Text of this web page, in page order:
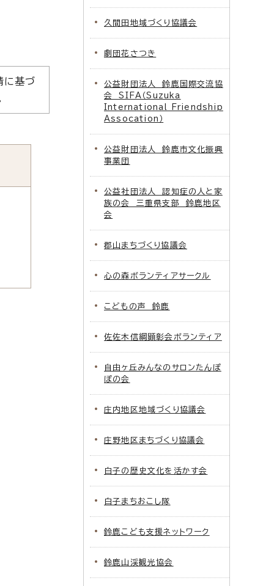
に基づ
久間田地域づくり協議会
劇団花さつき
公益財団法人 鈴鹿国際交流協
会 SIFA（Suzuka
International Friendship
Assocation）
公益財団法人 鈴鹿市文化振興
事業団
公益社団法人 認知症の人と家
族の会 三重県支部 鈴鹿地区
会
郡山まちづくり協議会
心の森ボランティアサークル
こどもの声 鈴鹿
佐佐木信綱顕彰会ボランティア
自由ヶ丘みんなのサロンたんぽ
ぽの会
庄内地区地域づくり協議会
庄野地区まちづくり協議会
白子の歴史文化を活かす会
白子まちおこし隊
鈴鹿こども支援ネットワーク
鈴鹿山渓観光協会